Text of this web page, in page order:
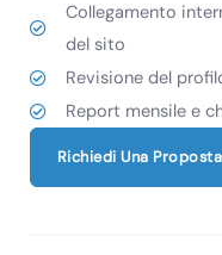
Collegamento
del sito
Revisione del
Report mensile e
Richiedi Una Proposta